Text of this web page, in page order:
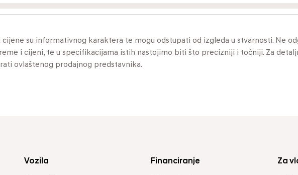
su informativnog karaktera te mogu odstupati od izgleda u stvarnosti. Ne
i cijeni, te u specifikacijama istih nastojimo biti što precizniji i točniji. Za
ovlaštenog prodajnog predstavnika.
Vozila Financiranje Za